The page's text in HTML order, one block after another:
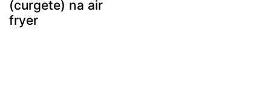
(curgete) na air
fryer